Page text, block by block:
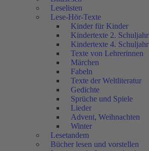
Leselisten
Lese-Hör-Texte
Kinder für Kinder
Kindertexte 2. Schuljahr
Kindertexte 4. Schuljahr
Texte von Lehrerinnen
Märchen
Fabeln
Texte der Weltliteratur
Gedichte
Sprüche und Spiele
Lieder
Advent, Weihnachten
Winter
Lesetandem
Bücher lesen und vorstellen